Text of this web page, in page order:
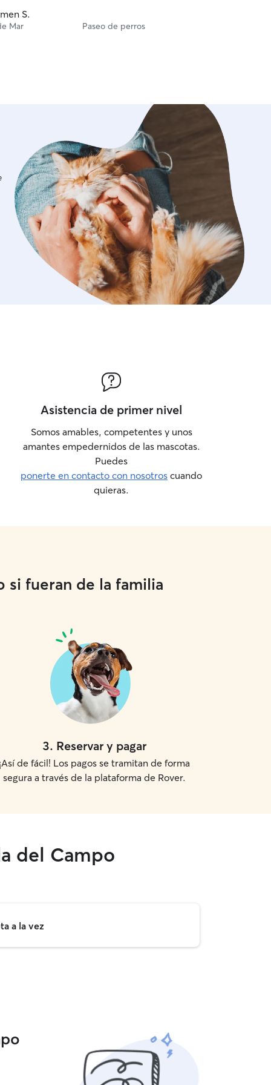
S.
Mar Paseo de perros
Asistencia de primer nivel
Somos amables, competentes y unos
amantes empedernidos de las mascotas.
Puedes
ponerte en contacto con nosotros cuando
quieras.
si fueran de la familia
3. Reservar y pagar
¡Así de fácil! Los pagos se tramitan de forma
segura a través de la plataforma de Rover.
del Campo
a la vez